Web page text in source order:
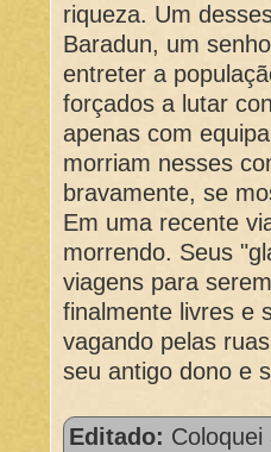
riqueza. Um
Baradun, um
entreter a
forçados a lutar
apenas com
morriam nesses
bravamente, se
Em uma recente
morrendo. Seus
viagens para
finalmente livres e
vagando pelas
seu antigo dono e
Editado: